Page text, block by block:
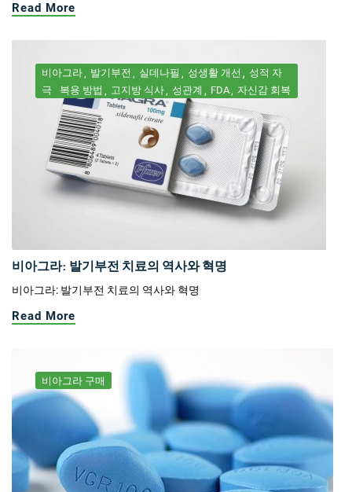
Read More
비아그라 발기부전 실데나필 성생활 개선
성적 자
극
복용 방법 고지방 식사 성관계 FDA 자신감 회복
비아그라: 발기부전 치료의 역사와 혁명
비아그라: 발기부전 치료의 역사와 혁명
Read More
비아그라 구매